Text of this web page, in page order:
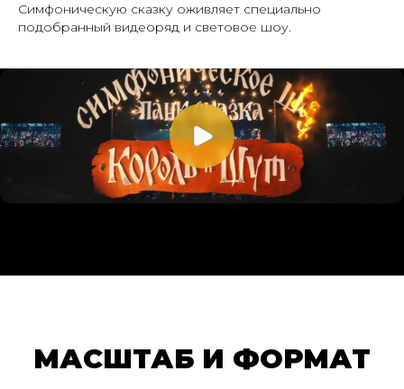
Симфоническую сказку оживляет специально
подобранный видеоряд и световое шоу.
МАСШТАБ И ФОРМАТ